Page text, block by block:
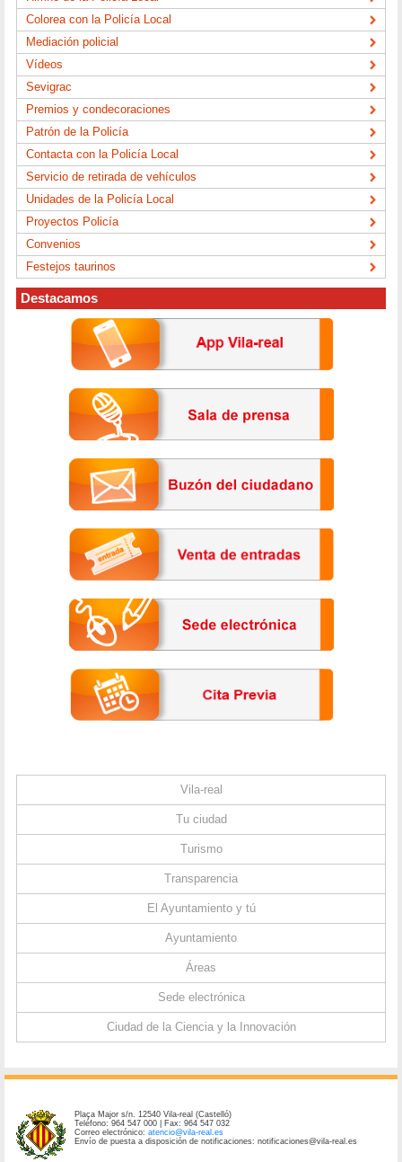
Colorea con la Policía Local
Mediación policial
Vídeos
Sevigrac
Premios y condecoraciones
Patrón de la Policía
Contacta con la Policía Local
Servicio de retirada de vehículos
Unidades de la Policía Local
Proyectos Policía
Convenios
Festejos taurinos
Destacamos
Vila-real
Tu ciudad
Turismo
Transparencia
El Ayuntamiento y tú
Ayuntamiento
Áreas
Sede electrónica
Ciudad de la Ciencia y la Innovación
Plaça Major s/n. 12540 Vila-real (Castelló)
Teléfono: 964 547 000 | Fax: 964 547 032
Correo electrónico:atencio@vila-real.es
Envío de puesta a disposición de notificaciones: notificaciones@vila-real.es